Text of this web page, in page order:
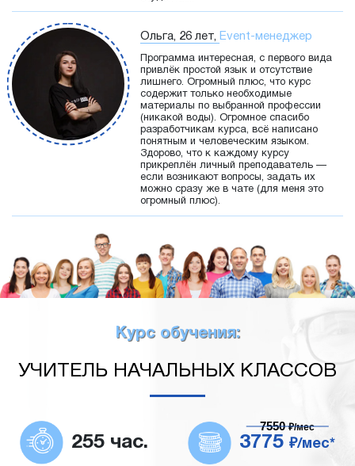
Ольга, 26 лет, Event-менеджер
Программа интересная, с первого вида
привлёк простой язык и отсутствие
лишнего. Огромный плюс, что курс
содержит только необходимые
материалы по выбранной профессии
(никакой воды). Огромное спасибо
разработчикам курса, всё написано
понятным и человеческим языком.
Здорово, что к каждому курсу
прикреплён личный преподаватель —
если возникают вопросы, задать их
можно сразу же в чате (для меня это
огромный плюс).
Курс обучения:
УЧИТЕЛЬ НАЧАЛЬНЫХ КЛАССОВ
255 час. 3775 ₽/мес*
7550₽/мес